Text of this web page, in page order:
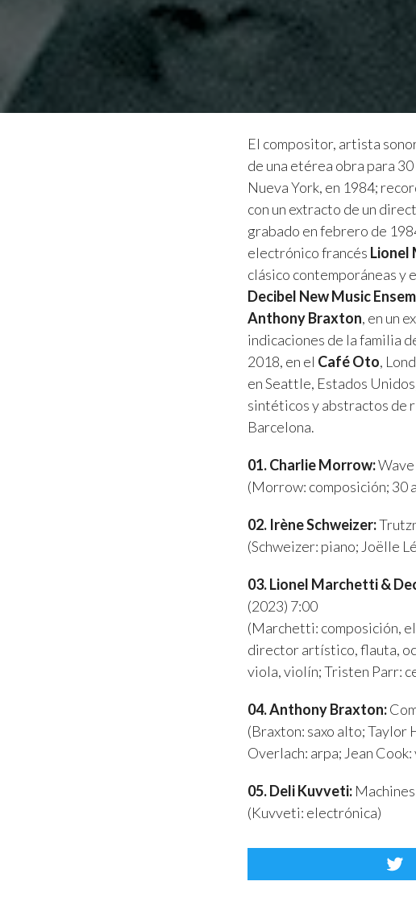
El compositor, artista
de una etérea obra para
Nueva York, en 1984;
con un extracto de un
grabado en febrero de
electrónico francés Lionel
clásico contemporáneas y
Decibel New Music
Anthony Braxton, en un
indicaciones de la familia
2018, en el Café Oto,
en Seattle, Estados
sintéticos y abstractos de
Barcelona.
01. Charlie Morrow:
(Morrow: composición; 30
02. Irène Schweizer:
(Schweizer: piano; Joëlle
03. Lionel Marchetti &
(2023) 7:00
(Marchetti: composición,
director artístico, flauta,
viola, violín; Tristen Parr:
04. Anthony Braxton:
(Braxton: saxo alto; Taylor
Overlach: arpa; Jean
05. Deli Kuvveti:
(Kuvveti: electrónica)